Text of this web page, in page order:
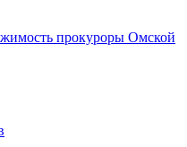
прокуроры Омской